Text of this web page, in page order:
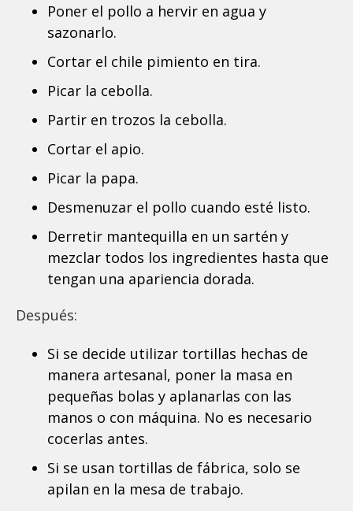
Poner el pollo a hervir en agua y
sazonarlo.
Cortar el chile pimiento en tira.
Picar la cebolla.
Partir en trozos la cebolla.
Cortar el apio.
Picar la papa.
Desmenuzar el pollo cuando esté listo.
Derretir mantequilla en un sartén y
mezclar todos los ingredientes hasta que
tengan una apariencia dorada.
Después:
Si se decide utilizar tortillas hechas de
manera artesanal, poner la masa en
pequeñas bolas y aplanarlas con las
manos o con máquina. No es necesario
cocerlas antes.
Si se usan tortillas de fábrica, solo se
apilan en la mesa de trabajo.